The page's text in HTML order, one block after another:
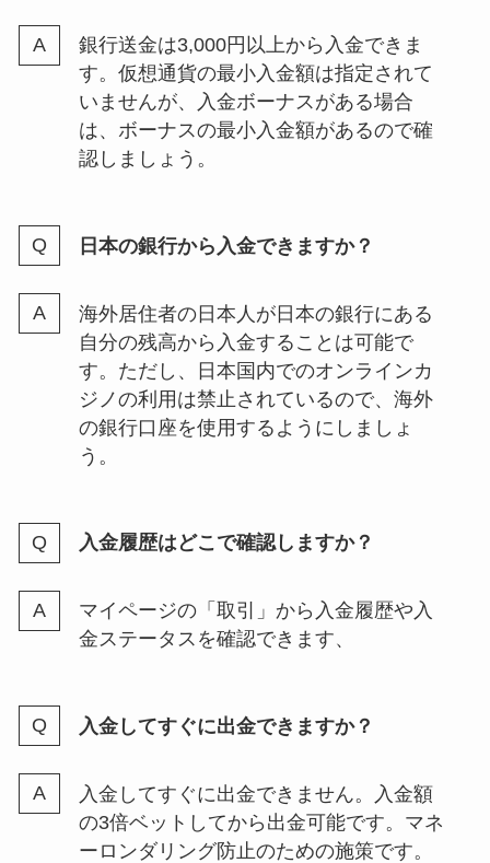
銀行送金は3,000円以上から入金できま
す。仮想通貨の最小入金額は指定されて
いませんが、入金ボーナスがある場合
は、ボーナスの最小入金額があるので確
認しましょう。
日本の銀行から入金できますか？
海外居住者の日本人が日本の銀行にある
自分の残高から入金することは可能で
す。ただし、日本国内でのオンラインカ
ジノの利用は禁止されているので、海外
の銀行口座を使用するようにしましょ
う。
入金履歴はどこで確認しますか？
マイページの「取引」から入金履歴や入
金ステータスを確認できます、
入金してすぐに出金できますか？
入金してすぐに出金できません。入金額
の3倍ベットしてから出金可能です。マネ
ーロンダリング防止のための施策です。